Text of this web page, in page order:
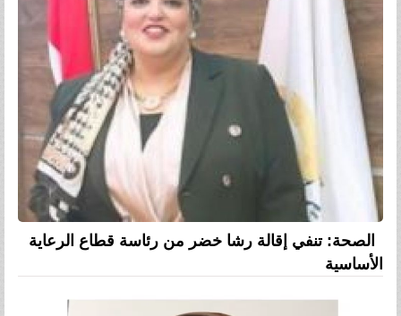
الصحة: تنفي إقالة رشا خضر من رئاسة قطاع الرعاية
الأساسية